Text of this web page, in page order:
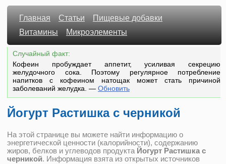
Главная Статьи
Пищевые добавки
Витамины
Микроэлементы
Случайный факт:
Кофеин пробуждает аппетит, усиливая секрецию
желудочного сока. Поэтому регулярное потребление
напитков с кофеином натощак может стать причиной
заболеваний желудка. — Обновить
Йогурт Растишка с черникой
На этой странице вы можете найти информацию о
энергетической ценности (калорийности), содержанию
жиров, белков и углеводов продукта Йогурт Растишка с
черникой. Информация взята из открытых источников